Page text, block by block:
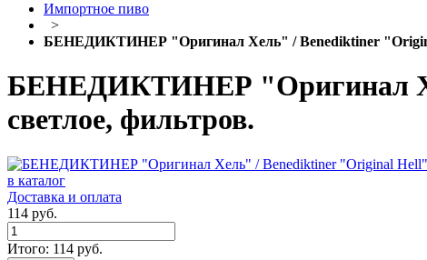
Импортное пиво
>
БЕНЕДИКТИНЕР "Оригинал Хель" / Benediktiner
БЕНЕДИКТИНЕР "Оригинал
светлое, фильтров.
в каталог
Доставка и оплата
114 руб.
Итого: 114 руб.